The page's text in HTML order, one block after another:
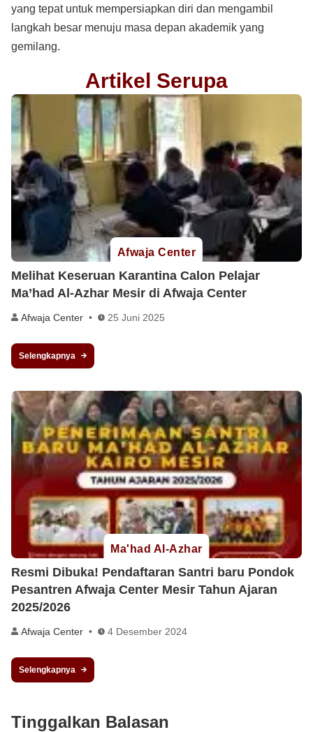
yang tepat untuk mempersiapkan diri dan mengambil
langkah besar menuju masa depan akademik yang
gemilang.
Artikel Serupa
Afwaja Center
Melihat Keseruan Karantina Calon Pelajar
Ma’had Al-Azhar Mesir di Afwaja Center
Afwaja Center 25 Juni 2025
Selengkapnya
Ma'had Al-Azhar
Resmi Dibuka! Pendaftaran Santri baru Pondok
Pesantren Afwaja Center Mesir Tahun Ajaran
2025/2026
Afwaja Center 4 Desember 2024
Selengkapnya
Tinggalkan Balasan